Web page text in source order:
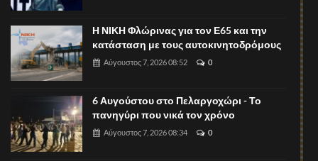
Η ΝΙΚΗ Φλώρινας για τον Ε65 και την
κατάσταση με τους αυτοκινητοδρόμους
Αύγουστος 7, 2026 08:52 0
6 Αυγούστου στο Πελαργοχώρι - Το
πανηγύρι που νικά τον χρόνο
Αύγουστος 7, 2026 08:34 0